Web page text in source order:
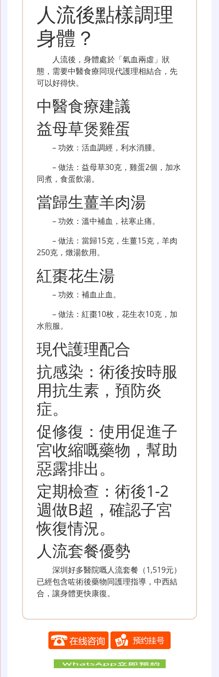
人流後點樣調理
身體？
人流後，身體處於「氣血兩虛」狀
態，需要中醫食療同現代護理相結合，先
可以好得快。
中醫食療建議
益母草煲雞蛋
– 功效：活血調經，利水消腫。
– 做法：益母草30克，雞蛋2個，加水
同煮，食蛋飲湯。
當歸生薑羊肉湯
– 功效：溫中補血，祛寒止痛。
– 做法：當歸15克，生薑15克，羊肉
250克，燉湯飲用。
紅棗花生湯
– 功效：補血止血。
– 做法：紅棗10枚，花生衣10克，加
水煎服。
現代護理配合
抗感染：術後按時服
用抗生素，預防炎
症。
促修復：使用促進子
宮收縮嘅藥物，幫助
惡露排出。
定期檢查：術後1-2
週做B超，確認子宮
恢復情況。
人流套餐優勢
深圳好多醫院嘅人流套餐（1,519元）
已經包含咗術後藥物同護理指導，中西結
合，讓身體更快康復。